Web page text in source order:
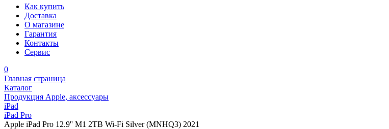
Как купить
Доставка
О магазине
Гарантия
Контакты
Сервис
0
Главная страница
Каталог
Продукция Apple, аксессуары
iPad
iPad Pro
Apple iPad Pro 12.9'' M1 2TB Wi-Fi Silver (MNHQ3) 2021